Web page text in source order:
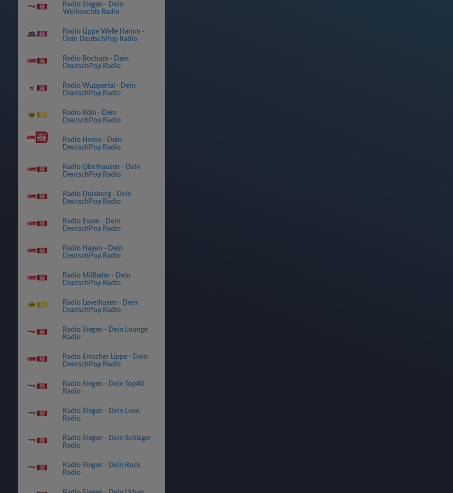
Radio Siegen - Dein
Weihnachts Radio
Radio Lippe Welle Hamm -
Dein DeutschPop Radio
Radio Bochum - Dein
DeutschPop Radio
Radio Wuppertal - Dein
DeutschPop Radio
Radio Köln - Dein
DeutschPop Radio
Radio Herne - Dein
DeutschPop Radio
Radio Oberhausen - Dein
DeutschPop Radio
Radio Duisburg - Dein
DeutschPop Radio
Radio Essen - Dein
DeutschPop Radio
Radio Hagen - Dein
DeutschPop Radio
Radio Mülheim - Dein
DeutschPop Radio
Radio Leverkusen - Dein
DeutschPop Radio
Radio Siegen - Dein Lounge
Radio
Radio Emscher Lippe - Dein
DeutschPop Radio
Radio Siegen - Dein Top40
Radio
Radio Siegen - Dein Love
Radio
Radio Siegen - Dein Schlager
Radio
Radio Siegen - Dein Rock
Radio